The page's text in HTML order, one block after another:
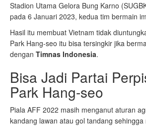
Stadion Utama Gelora Bung Karno
pada 6 Januari 2023, kedua tim bermain
Hasil itu membuat Vietnam tidak
Park Hang-seo itu bisa tersingkir jika
dengan Timnas Indonesia.
Bisa Jadi Partai
Park Hang-seo
Piala AFF 2022 masih menganut aturan
kandang lawan atau gol tandang sehingga